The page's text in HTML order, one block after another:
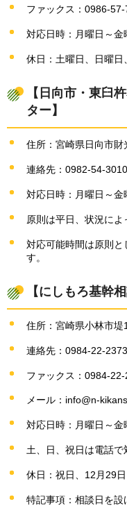
ファックス：0986-
対応日時：月曜日～
休日：土曜日、日曜日
【日向市・東臼
ター】
住所：宮崎県日向市財
連絡先：0982-54-3010
対応日時：月曜日～
原則は平日、状況によ
対応可能時間は原則と
す。
【にしもろ基幹
住所：宮崎県小林市
連絡先：0984-22-2373
ファックス：0984-
メール：info@n-
対応日時：月曜日～
土、日、祝日は電話で
休日：祝日、12月29
特記事項：相談日を